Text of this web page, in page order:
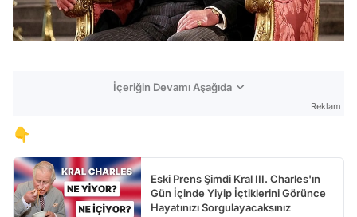
İçeriğin Devamı Aşağıda
Reklam
👇
Eski Prens Şimdi Kral III. Charles'ın
Gün İçinde Yiyip İçtiklerini Görünce
Hayatınızı Sorgulayacaksınız